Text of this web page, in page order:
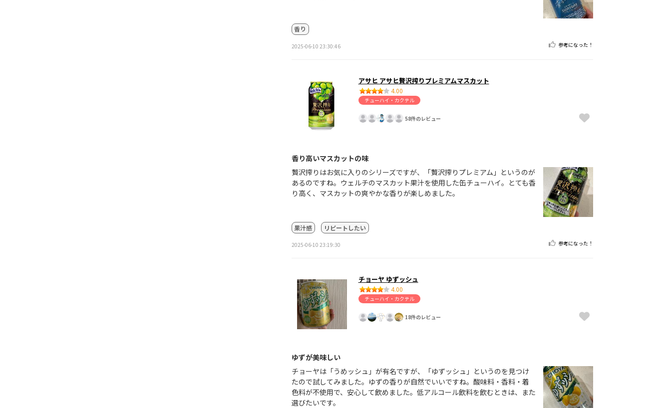
香り
2025-06-10 23:30:46 参考になった！
アサヒ アサヒ贅沢搾りプレミアムマスカット
4.00
チューハイ・カクテル
58件のレビュー
香り高いマスカットの味
贅沢搾りはお気に入りのシリーズですが、「贅沢搾りプレミアム」というのが
あるのですね。ウェルチのマスカット果汁を使用した缶チューハイ。とても香
り高く、マスカットの爽やかな香りが楽しめました。
果汁感 リピートしたい
2025-06-10 23:19:30 参考になった！
チョーヤ ゆずッシュ
4.00
チューハイ・カクテル
18件のレビュー
ゆずが美味しい
チョーヤは「うめッシュ」が有名ですが、「ゆずッシュ」というのを見つけ
たので試してみました。ゆずの香りが自然でいいですね。酸味料・香料・着
色料が不使用で、安心して飲めました。低アルコール飲料を飲むときは、また
選びたいです。